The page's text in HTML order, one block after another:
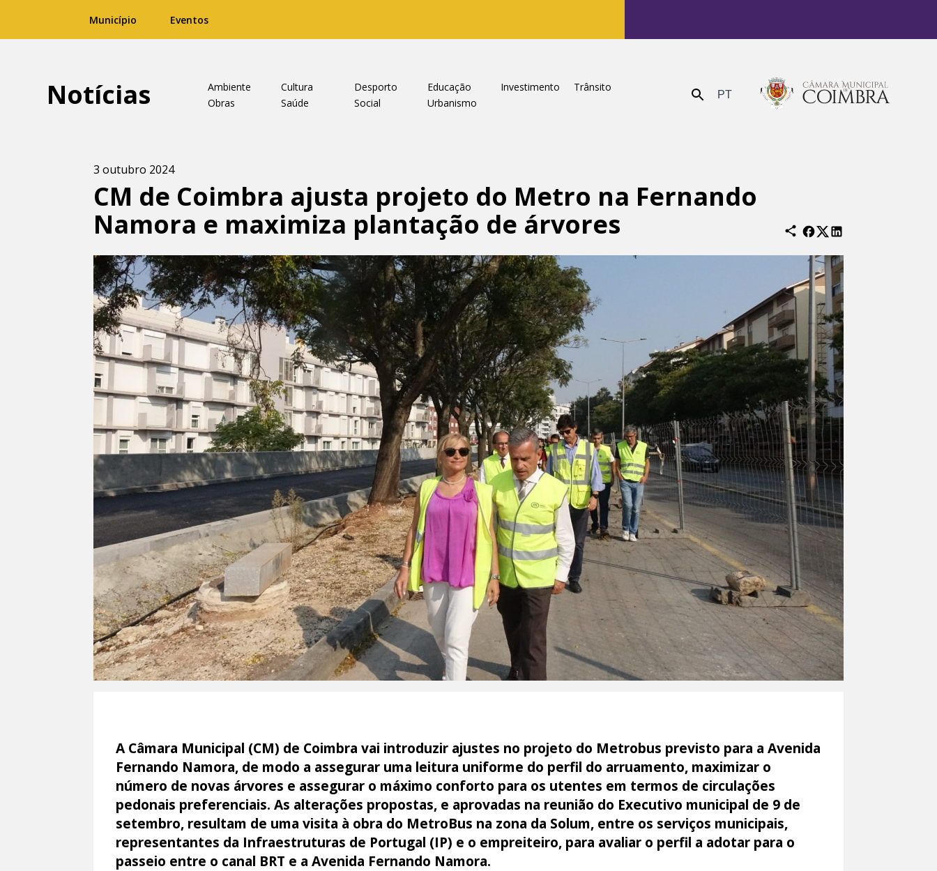
Município Eventos
Notícias Ambiente Cultura Desporto Educação Investimento
Trânsito
Obras
Saúde Social Urbanismo Enviar PT
3 outubro 2024
CM de Coimbra ajusta projeto do Metro na Fernando
Namora e maximiza plantação de árvores
A Câmara Municipal (CM) de Coimbra vai introduzir ajustes no projeto do Metrobus previsto para a Avenida
Fernando Namora, de modo a assegurar uma leitura uniforme do perfil do arruamento, maximizar o
número de novas árvores e assegurar o máximo conforto para os utentes em termos de circulações
pedonais preferenciais. As alterações propostas, e aprovadas na reunião do Executivo municipal de 9 de
setembro, resultam de uma visita à obra do MetroBus na zona da Solum, entre os serviços municipais,
representantes da Infraestruturas de Portugal (IP) e o empreiteiro, para avaliar o perfil a adotar para o
passeio entre o canal BRT e a Avenida Fernando Namora.